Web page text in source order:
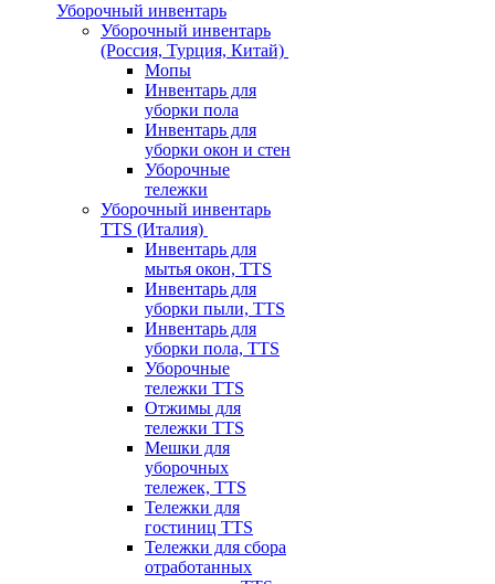
Уборочный инвентарь
Уборочный инвентарь
(Россия, Турция, Китай)
Мопы
Инвентарь для
уборки пола
Инвентарь для
уборки окон и стен
Уборочные
тележки
Уборочный инвентарь
TTS (Италия)
Инвентарь для
мытья окон, TTS
Инвентарь для
уборки пыли, TTS
Инвентарь для
уборки пола, TTS
Уборочные
тележки TTS
Отжимы для
тележки TTS
Мешки для
уборочных
тележек, TTS
Тележки для
гостиниц TTS
Тележки для сбора
отработанных